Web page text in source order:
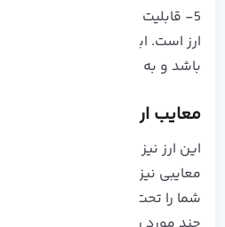
5- قابلیت
ارز است. این ارز می‌تواند
باشد و به راحتی با دیگر
معایب ارز دیجیتال SUI
این ارز نیز مانند سایر ارزهای
معایبی نیز دارد که آگاهی از
شما را تحت تاثیر قرار دهد. اگر